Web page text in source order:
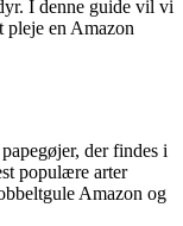
I denne guide vil vi
pleje en Amazon
der findes i
populære arter
Amazon og